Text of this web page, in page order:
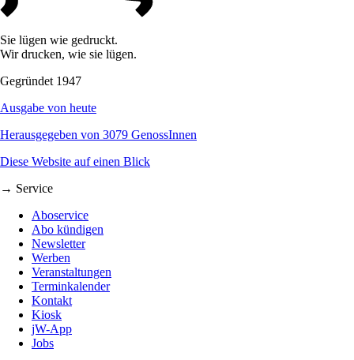
Sie lügen wie gedruckt.
Wir drucken, wie sie lügen.
Gegründet 1947
Ausgabe von heute
Herausgegeben von 3079 GenossInnen
Diese Website auf einen Blick
→ Service
Aboservice
Abo kündigen
Newsletter
Werben
Veranstaltungen
Terminkalender
Kontakt
Kiosk
jW-App
Jobs